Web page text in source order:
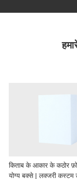
किताब के आकार के कठोर
योग्य बक्से | लक्जरी कस्टम